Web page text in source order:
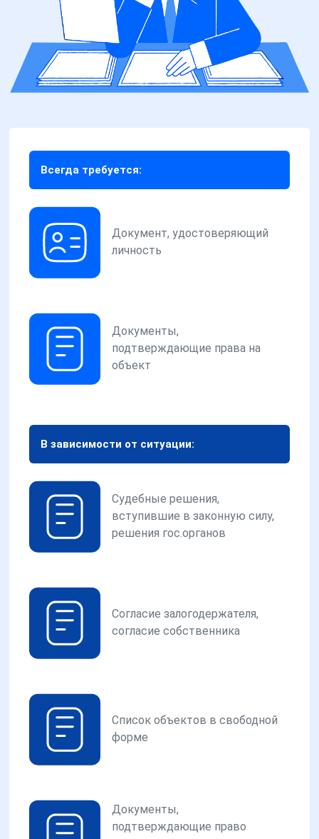
Всегда требуется:
Документ, удостоверяющий
личность
Документы,
подтверждающие права на
объект
В зависимости от ситуации:
Судебные решения,
вступившие в законную силу,
решения гос.органов
Согласие залогодержателя,
согласие собственника
Список объектов в свободной
форме
Документы,
подтверждающие право